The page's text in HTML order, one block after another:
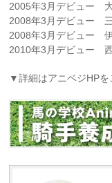
2005年3月デビュー
2008年3月デビュー
2008年3月デビュー
2010年3月デビュー
▼詳細はアニベジHPを